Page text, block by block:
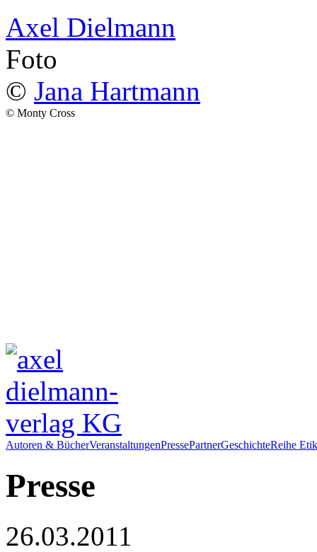
Axel Dielmann
Foto
© Jana Hartmann
© Monty Cross
Autoren & BücherVeranstaltungenPressePartnerGeschichteReihe
Presse
26.03.2011